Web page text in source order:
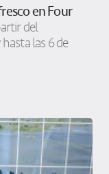
en Four
del
las 6 de